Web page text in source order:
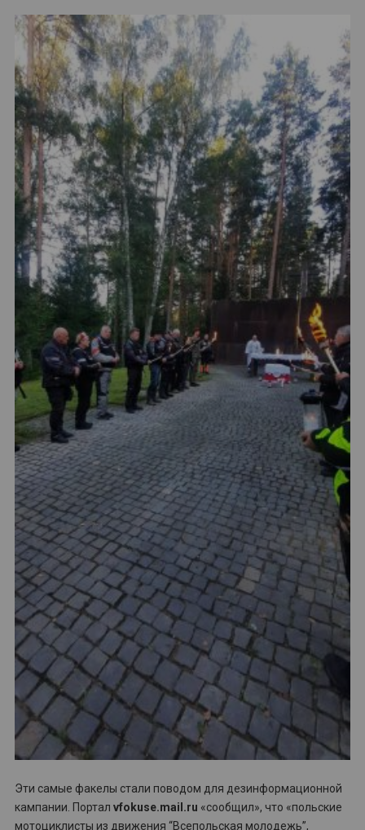
Эти самые факелы стали поводом для дезинформационной
кампании. Портал vfokuse.mail.ru «сообщил», что «польские
мотоциклисты из движения “Всепольская молодежь”,